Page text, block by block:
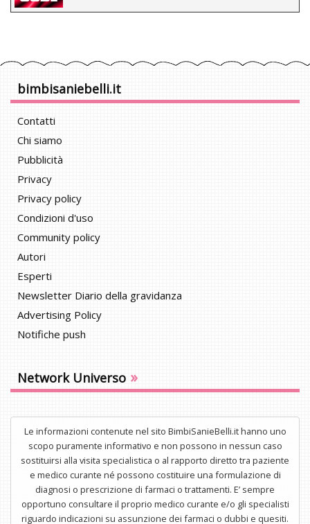
bimbisaniebelli.it
Contatti
Chi siamo
Pubblicità
Privacy
Privacy policy
Condizioni d'uso
Community policy
Autori
Esperti
Newsletter Diario della gravidanza
Advertising Policy
Notifiche push
Network Universo »
Le informazioni contenute nel sito BimbiSanieBelli.it hanno uno
scopo puramente informativo e non possono in nessun caso
sostituirsi alla visita specialistica o al rapporto diretto tra paziente
e medico curante né possono costituire una formulazione di
diagnosi o prescrizione di farmaci o trattamenti. E’ sempre
opportuno consultare il proprio medico curante e/o gli specialisti
riguardo indicazioni su assunzione dei farmaci o dubbi e quesiti.